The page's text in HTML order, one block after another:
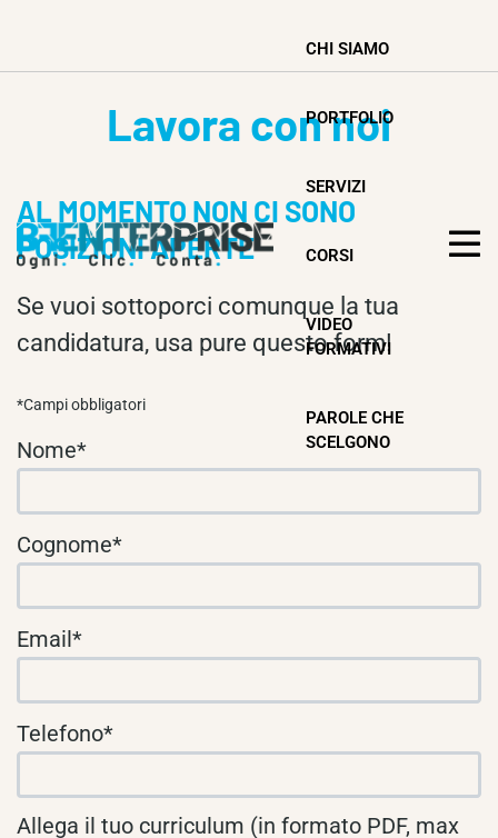
CHI SIAMO
PORTFOLIO
SERVIZI
CORSI
VIDEO
FORMATIVI
PAROLE CHE
SCELGONO
Lavora con noi
AL MOMENTO NON CI SONO
POSIZIONI APERTE
Se vuoi sottoporci comunque la tua
candidatura, usa pure questo form!
*Campi obbligatori
Nome*
Cognome*
Email*
Telefono*
Allega il tuo curriculum (in formato PDF, max